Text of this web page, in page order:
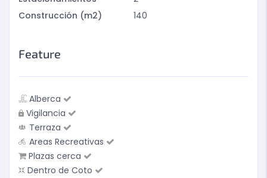
Construcción (m2)
140
Feature
Alberca
Vigilancia
Terraza
Areas Recreativas
Plazas cerca
Dentro de Coto